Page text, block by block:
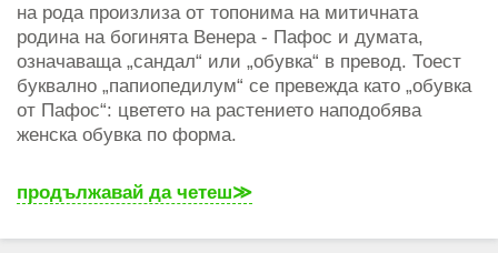
на рода произлиза от топонима на митичната
родина на богинята Венера - Пафос и думата,
означаваща „сандал“ или „обувка“ в превод. Тоест
буквално „папиопедилум“ се превежда като „обувка
от Пафос“: цветето на растението наподобява
женска обувка по форма.
продължавай да четеш